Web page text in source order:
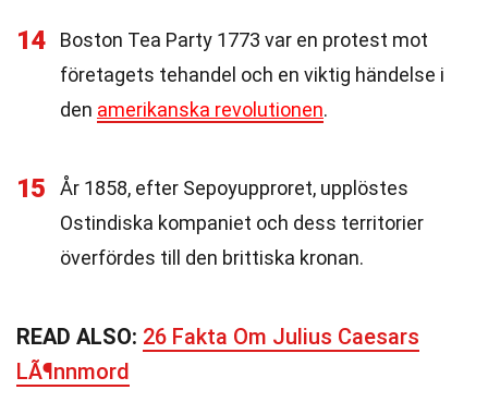
14
Boston Tea Party 1773 var en protest mot
företagets tehandel och en viktig händelse i
den amerikanska revolutionen.
15
År 1858, efter Sepoyupproret, upplöstes
Ostindiska kompaniet och dess territorier
överfördes till den brittiska kronan.
READ ALSO: 26 Fakta Om Julius Caesars
LÃ¶nnmord